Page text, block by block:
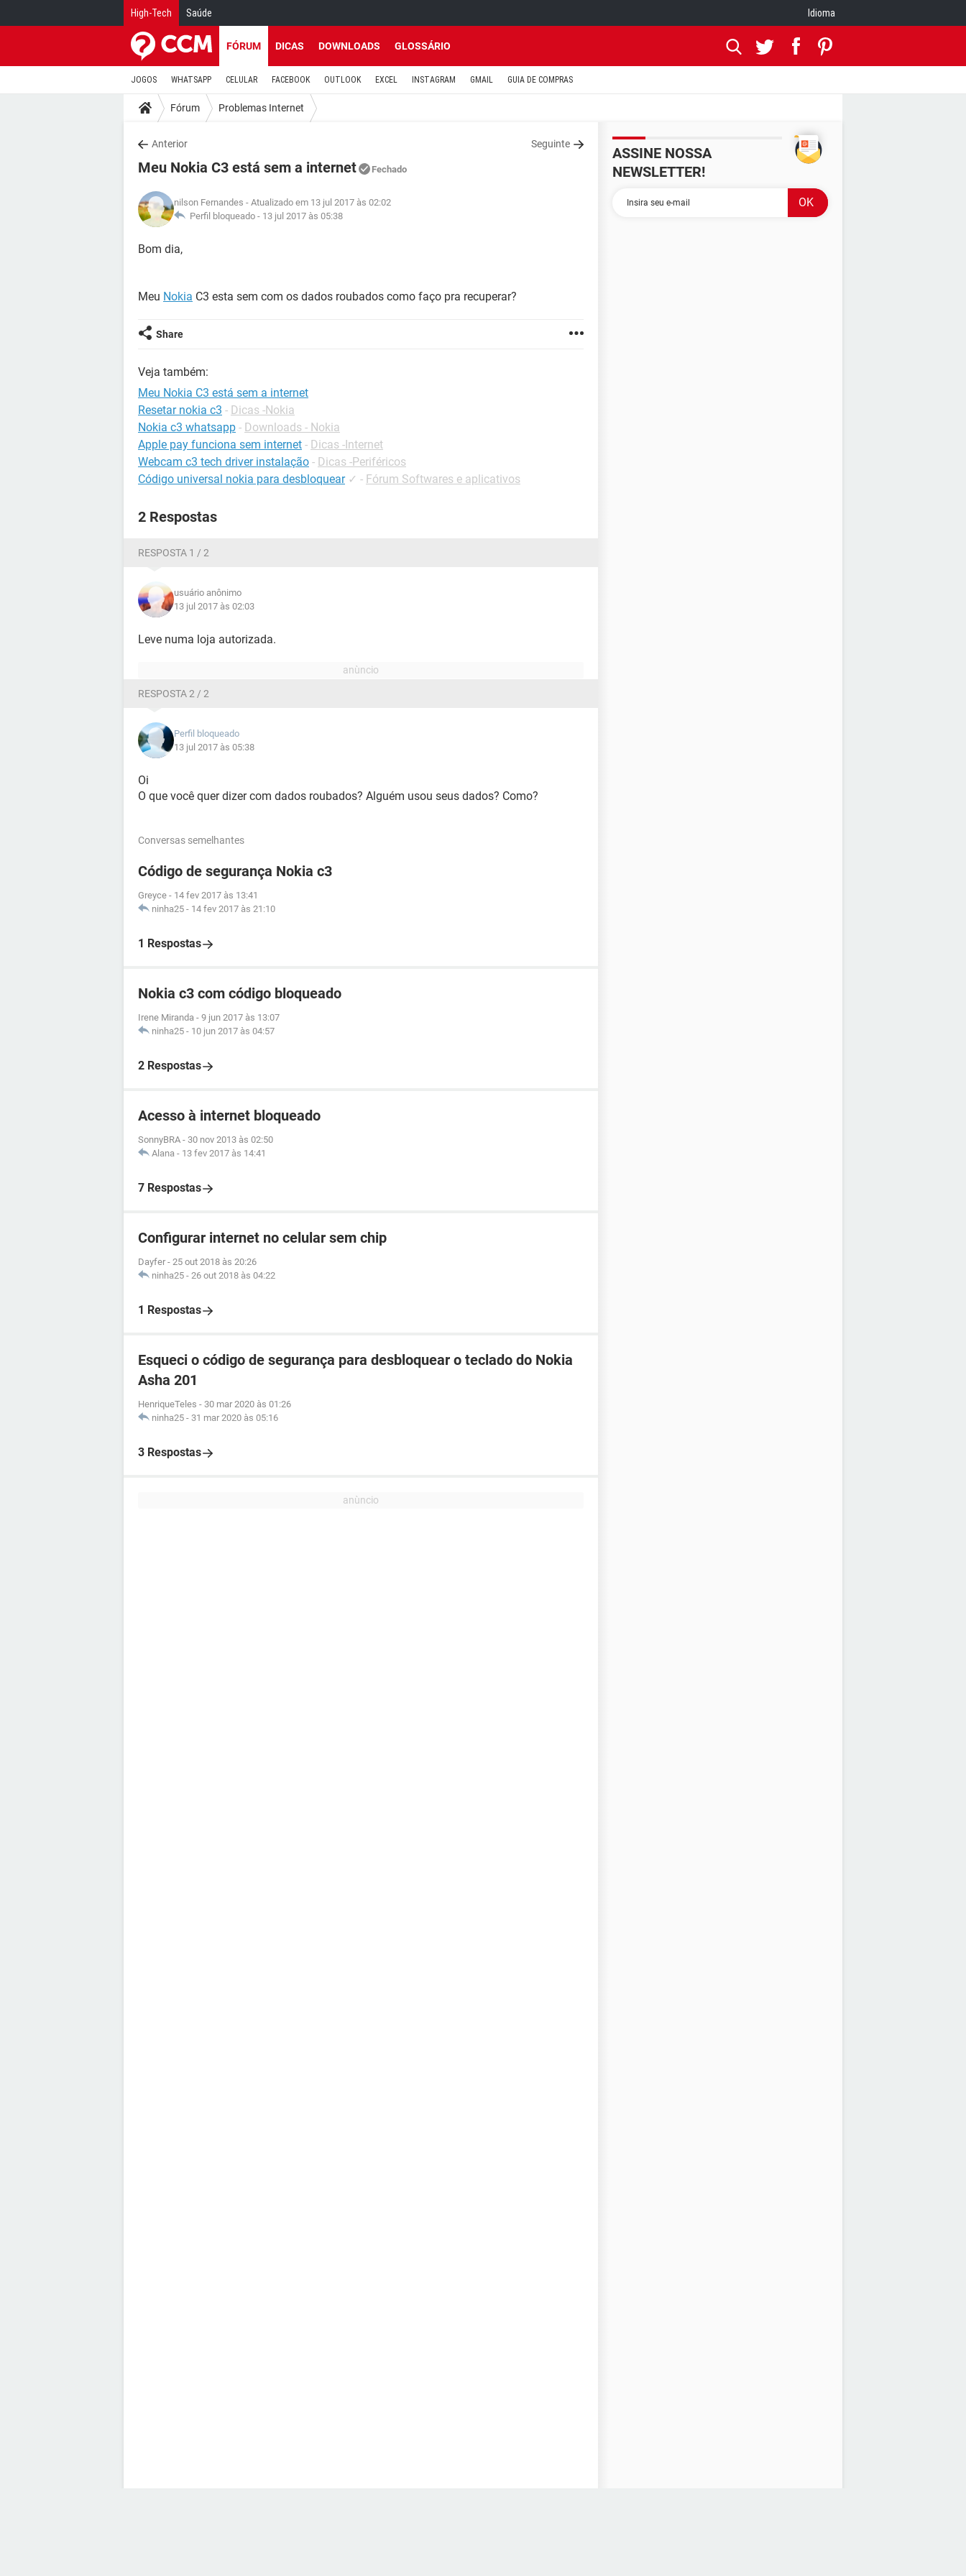
High-Tech Saúde Idioma
FÓRUM DICAS DOWNLOADS GLOSSÁRIO
JOGOS WHATSAPP CELULAR FACEBOOK OUTLOOK EXCEL INSTAGRAM GMAIL GUIA DE COMPRAS
Fórum Problemas Internet
Anterior Seguinte
Meu Nokia C3 está sem a internet Fechado
nilson Fernandes - Atualizado em 13 jul 2017 às 02:02
Perfil bloqueado - 13 jul 2017 às 05:38
Bom dia,
Meu Nokia C3 esta sem com os dados roubados como faço pra recuperar?
Share
Veja também:
Meu Nokia C3 está sem a internet
Resetar nokia c3 - Dicas -Nokia
Nokia c3 whatsapp - Downloads - Nokia
Apple pay funciona sem internet - Dicas -Internet
Webcam c3 tech driver instalação - Dicas -Periféricos
Código universal nokia para desbloquear ✓ - Fórum Softwares e aplicativos
2 Respostas
RESPOSTA 1 / 2
usuário anônimo
13 jul 2017 às 02:03
Leve numa loja autorizada.
RESPOSTA 2 / 2
Perfil bloqueado
13 jul 2017 às 05:38
Oi
O que você quer dizer com dados roubados? Alguém usou seus dados? Como?
Conversas semelhantes
Código de segurança Nokia c3
Greyce - 14 fev 2017 às 13:41
ninha25 - 14 fev 2017 às 21:10
1 Respostas
Nokia c3 com código bloqueado
Irene Miranda - 9 jun 2017 às 13:07
ninha25 - 10 jun 2017 às 04:57
2 Respostas
Acesso à internet bloqueado
SonnyBRA - 30 nov 2013 às 02:50
Alana - 13 fev 2017 às 14:41
7 Respostas
Configurar internet no celular sem chip
Dayfer - 25 out 2018 às 20:26
ninha25 - 26 out 2018 às 04:22
1 Respostas
Esqueci o código de segurança para desbloquear o teclado do Nokia
Asha 201
HenriqueTeles - 30 mar 2020 às 01:26
ninha25 - 31 mar 2020 às 05:16
3 Respostas
ASSINE NOSSA
NEWSLETTER!